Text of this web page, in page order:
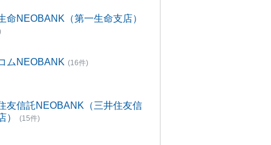
命NEOBANK（第一生命支店）
ムNEOBANK (16件)
友信託NEOBANK（三井住友信
）
(15件)